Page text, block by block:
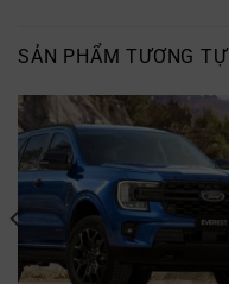
SẢN PHẨM TƯƠNG TỰ